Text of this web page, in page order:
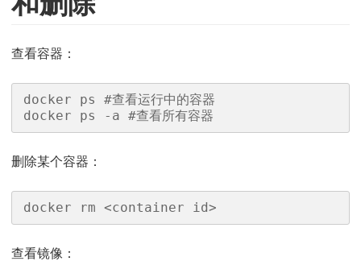
查看容器：
docker ps #查看运行中的容器
docker ps -a #查看所有容器
删除某个容器：
docker rm <container id>
查看镜像：